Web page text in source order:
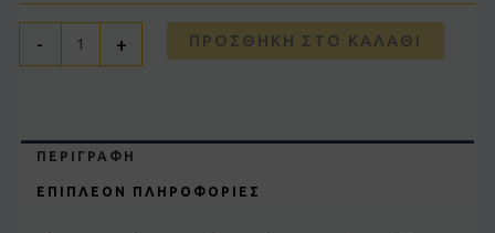
- + ΠΡΟΣΘΉΚΗ ΣΤΟ ΚΑΛΆΘΙ
ΠΕΡΙΓΡΑΦΉ
ΕΠΙΠΛΈΟΝ ΠΛΗΡΟΦΟΡΊΕΣ